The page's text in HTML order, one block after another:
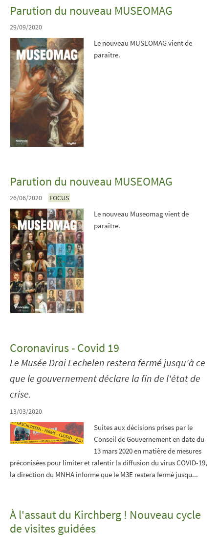
Parution du nouveau MUSEOMAG
29/09/2020
Le nouveau MUSEOMAG vient de
paraître.
Parution du nouveau MUSEOMAG
26/06/2020 FOCUS
Le nouveau Museomag vient de
paraître.
Coronavirus - Covid 19
Le Musée Dräi Eechelen restera fermé jusqu'à ce
que le gouvernement déclare la fin de l'état de
crise.
13/03/2020
Suites aux décisions prises par le
Conseil de Gouvernement en date du
13 mars 2020 en matière de mesures
préconisées pour limiter et ralentir la diffusion du virus COVID-19,
la direction du MNHA informe que le M3E restera fermé jusqu...
À l'assaut du Kirchberg ! Nouveau cycle
de visites guidées